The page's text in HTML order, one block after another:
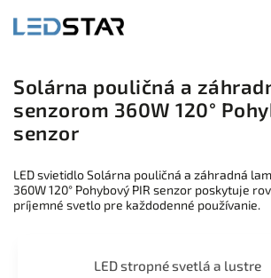
Solárna pouličná a
senzorom 360W 120°
senzor
LED svietidlo Solárna pouličná a záhradná
360W 120° Pohybový PIR senzor poskytuje
príjemné svetlo pre každodenné používanie.
LED stropné svetlá a lustre